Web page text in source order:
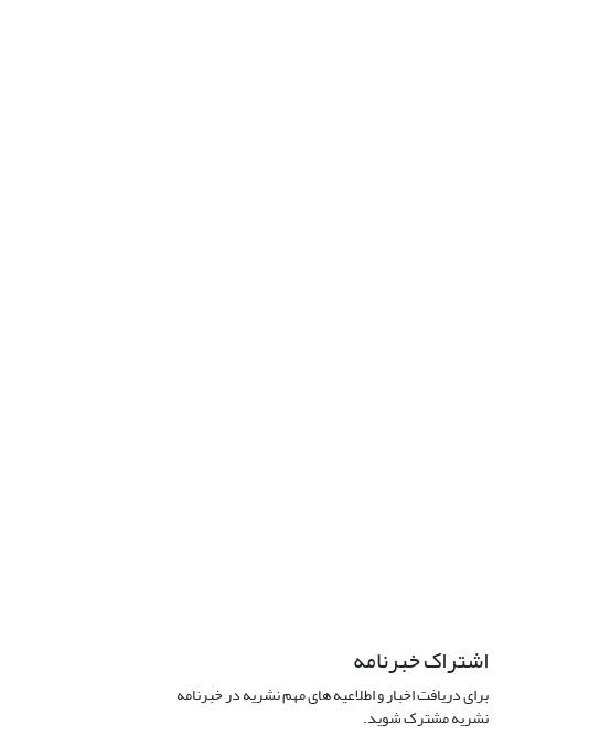
اشتراک خبرنامه
برای دریافت اخبار و اطلاعیه های مهم نشریه در خبرنامه
نشریه مشترک شوید.